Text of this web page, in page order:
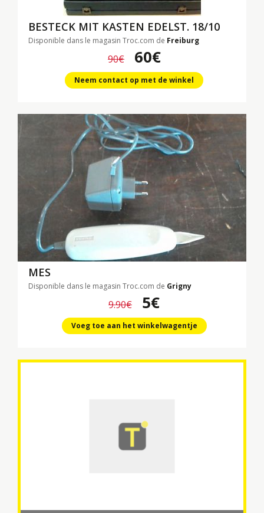
BESTECK MIT KASTEN EDELST. 18/10
Disponible dans le magasin Troc.com de Freiburg
90€ 60€
Neem contact op met de winkel
MES
Disponible dans le magasin Troc.com de Grigny
9.90€ 5€
Voeg toe aan het winkelwagentje